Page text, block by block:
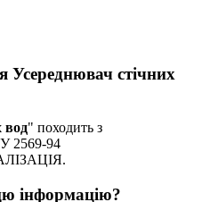
Усереднювач стічних
вод" походить з
2569-94
інформацію?